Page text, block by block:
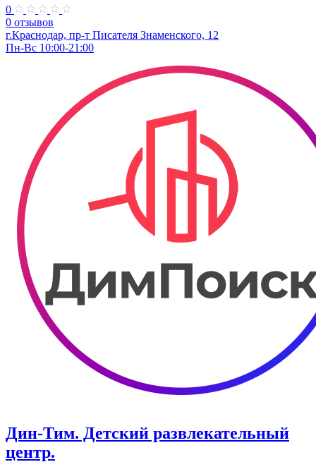
0
0 отзывов
​г.Краснодар, пр-т Писателя Знаменского, 12
Пн-Вс 10:00-21:00
Дин-Тим. Детский развлекательный
центр.